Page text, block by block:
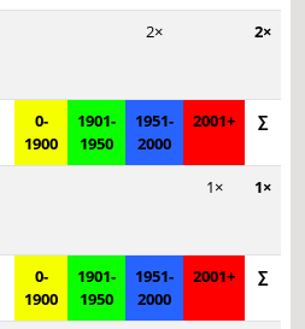
2× 2×
0-
1900
1901-
1950
1951-
2000
2001+ ∑
1× 1×
0-
1900
1901-
1950
1951-
2000
2001+ ∑